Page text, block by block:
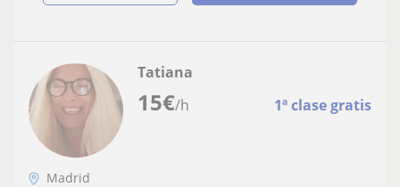
15€/h 1ª clase gratis
Tatiana
Madrid